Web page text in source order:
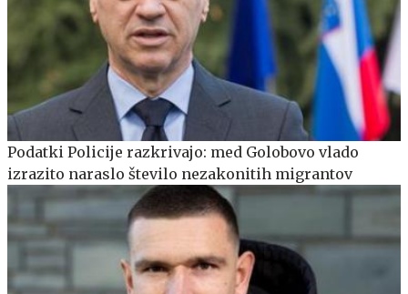
Podatki Policije razkrivajo: med Golobovo vlado
izrazito naraslo število nezakonitih migrantov